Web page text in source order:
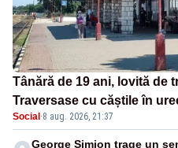
Tânără de 19 ani, lovită de
Traversase cu căștile în
nepermis
Social·8 aug. 2026, 21:37
George Simion trage un